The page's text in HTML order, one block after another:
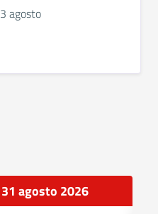
agosto
agosto 2026